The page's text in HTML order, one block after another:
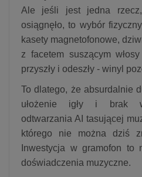
Ale jeśli jest jedna
osiągnęło, to wybór
kasety magnetofonowe,
z facetem suszącym
przyszły i odeszły - winyl
To dlatego, że absurdalnie
ułożenie igły i brak
odtwarzania AI tasującej
którego nie można dziś
Inwestycja w gramofon to
doświadczenia muzyczne.